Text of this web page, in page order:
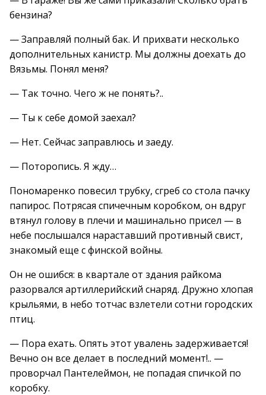
бензина?
— Заправляй полный бак. И прихвати несколько
дополнительных канистр. Мы должны доехать до
Вязьмы. Понял меня?
— Так точно. Чего ж не понять?..
— Ты к себе домой заехал?
— Нет. Сейчас заправлюсь и заеду.
— Поторопись. Я жду…
Пономаренко повесил трубку, сгреб со стола пачку
папирос. Потрясая спичечным коробком, он вдруг
втянул голову в плечи и машинально присел — в
небе послышался нараставший противный свист,
знакомый еще с финской войны.
Он не ошибся: в квартале от здания райкома
разорвался артиллерийский снаряд. Дружно хлопая
крыльями, в небо тотчас взлетели сотни городских
птиц.
— Пора ехать. Опять этот увалень задерживается!
Вечно он все делает в последний момент!.. —
проворчал Пантелеймон, не попадая спичкой по
коробку.